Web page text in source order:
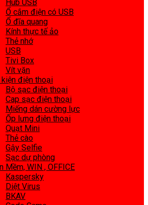
Hub USB
Ổ cắm điện có USB
Ổ đĩa quang
Kính thực tế ảo
Thẻ nhớ
USB
Tivi Box
Vít vặn
kiện điện thoại
Bộ sạc điện thoại
Cap sạc điện thoại
Miếng dán cường lực
Ốp lưng điện thoại
Quạt Mini
Thẻ cào
Gậy Selfie
Sạc dự phòng
Mềm, WIN , OFFICE
Kaspersky
Diệt Virus
BKAV